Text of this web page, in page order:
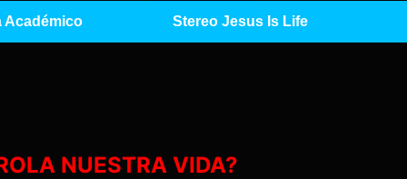
Académico Stereo Jesus Is Life
NUESTRA VIDA?